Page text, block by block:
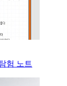
험 노트